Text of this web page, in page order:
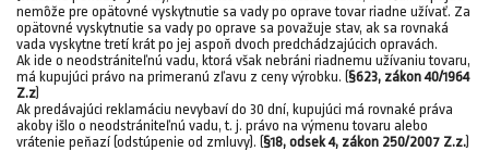
nemôže pre opätovné vyskytnutie sa vady po oprave tovar riadne užívať. Za
opätovné vyskytnutie sa vady po oprave sa považuje stav, ak sa rovnaká
vada vyskytne tretí krát po jej aspoň dvoch predchádzajúcich opravách.
Ak ide o neodstrániteľnú vadu, ktorá však nebráni riadnemu užívaniu tovaru,
má kupujúci právo na primeranú zľavu z ceny výrobku. (§623, zákon 40/1964
Z.z)
Ak predávajúci reklamáciu nevybaví do 30 dní, kupujúci má rovnaké práva
akoby išlo o neodstrániteľnú vadu, t. j. právo na výmenu tovaru alebo
vrátenie peňazí (odstúpenie od zmluvy). (§18, odsek 4, zákon 250/2007 Z.z.)